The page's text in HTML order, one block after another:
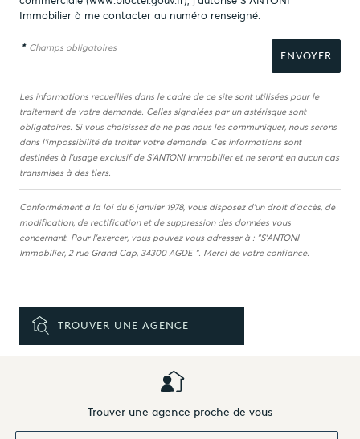
Immobilier à me contacter au numéro renseigné.
* Champs obligatoires
Les informations recueillies dans le cadre de ce site sont utilisées pour le
traitement de votre demande. Celles signalées par un astérisque sont
obligatoires. Si vous choisissez de ne pas nous les communiquer, nous serons
dans l'impossibilité de traiter votre demande. Ces informations sont
destinées à l'usage exclusif de S'ANTONI Immobilier et ne seront en aucun cas
transmises à des tiers.
Conformément à la loi du 6 janvier 1978, vous disposez d'un droit d'accès, de
modification, de rectification et de suppression des données vous
concernant. Pour l'exercer, vous pouvez vous adresser à : "S'ANTONI
Immobilier, 2 rue Grand Cap, 34300 AGDE ". Merci de votre confiance.
TROUVER UNE AGENCE
Trouver une agence proche de vous